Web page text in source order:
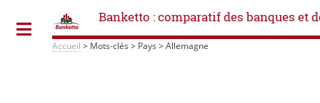
Banketto : comparatif des banques et
Accueil > Mots-clés > Pays >Allemagne
Toggle